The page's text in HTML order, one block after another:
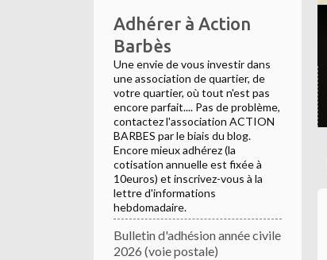
Adhérer à Action
Barbès
Une envie de vous investir dans
une association de quartier, de
votre quartier, où tout n'est pas
encore parfait.... Pas de problème,
contactez l'association ACTION
BARBES par le biais du blog.
Encore mieux adhérez (la
cotisation annuelle est fixée à
10euros) et inscrivez-vous à la
lettre d'informations
hebdomadaire.
Bulletin d'adhésion année civile
2026 (voie postale)